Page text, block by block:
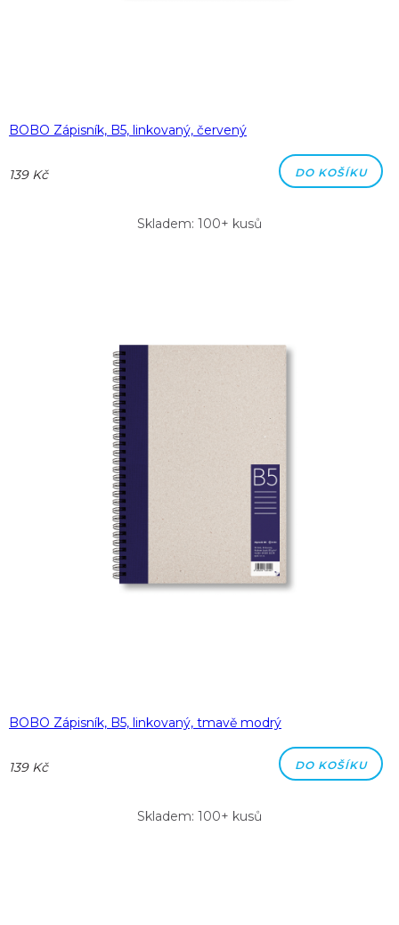
BOBO Zápisník, B5, linkovaný, červený
139 Kč DO KOŠÍKU
Skladem: 100+ kusů
BOBO Zápisník, B5, linkovaný, tmavě modrý
139 Kč DO KOŠÍKU
Skladem: 100+ kusů